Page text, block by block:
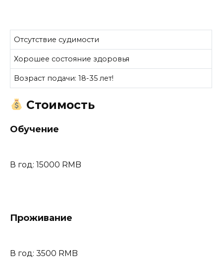
Отсутствие судимости
Хорошее состояние здоровья
Возраст подачи: 18-35 лет!
Стоимость
Обучение
В год: 15000 RMB
Проживание
В год: 3500 RMB